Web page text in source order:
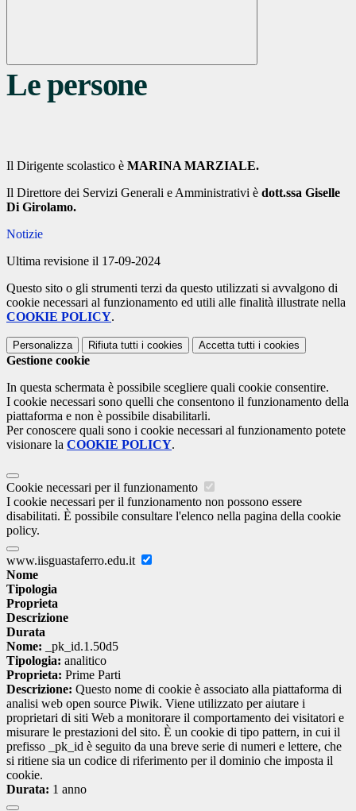
Le persone
Il Dirigente scolastico è MARINA MARZIALE.
Il Direttore dei Servizi Generali e Amministrativi è dott.ssa Giselle
Di Girolamo.
Notizie
Ultima revisione il 17-09-2024
Questo sito o gli strumenti terzi da questo utilizzati si avvalgono di
cookie necessari al funzionamento ed utili alle finalità illustrate nella
COOKIE POLICY.
Personalizza Rifiuta tutti i cookies Accetta tutti i cookies
Gestione cookie
In questa schermata è possibile scegliere quali cookie consentire.
I cookie necessari sono quelli che consentono il funzionamento della
piattaforma e non è possibile disabilitarli.
Per conoscere quali sono i cookie necessari al funzionamento potete
visionare la COOKIE POLICY.
Cookie necessari per il funzionamento
I cookie necessari per il funzionamento non possono essere
disabilitati. È possibile consultare l'elenco nella pagina della cookie
policy.
www.iisguastaferro.edu.it
Nome
Tipologia
Proprieta
Descrizione
Durata
Nome: _pk_id.1.50d5
Tipologia: analitico
Proprieta: Prime Parti
Descrizione: Questo nome di cookie è associato alla piattaforma di
analisi web open source Piwik. Viene utilizzato per aiutare i
proprietari di siti Web a monitorare il comportamento dei visitatori e
misurare le prestazioni del sito. È un cookie di tipo pattern, in cui il
prefisso _pk_id è seguito da una breve serie di numeri e lettere, che
si ritiene sia un codice di riferimento per il dominio che imposta il
cookie.
Durata: 1 anno